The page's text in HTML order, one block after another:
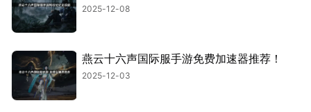
2025-12-08
燕云十六声国际服手游免费加速器推荐！
2025-12-03